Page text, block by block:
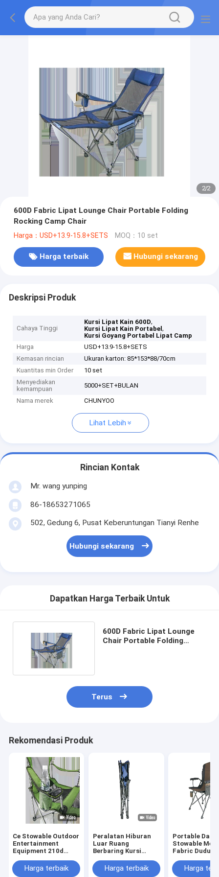
2/2
600D Fabric Lipat Lounge Chair Portable Folding
Rocking Camp Chair
Harga：USD+13.9-15.8+SETS MOQ：10 set
Harga terbaik Hubungi sekarang
Deskripsi Produk
Cahaya Tinggi
Kursi Lipat Kain 600D,
Kursi Lipat Kain Portabel,
Kursi Goyang Portabel Lipat Camp
Harga
USD+13.9-15.8+SETS
Kemasan rincian
Ukuran karton: 85*153*88/70cm
Kuantitas min Order
10 set
Menyediakan
kemampuan
5000+SET+BULAN
Nama merek CHUNYOO
Lihat Lebih
Rincian Kontak
Mr. wang yunping
86-18653271065
502, Gedung 6, Pusat Keberuntungan Tianyi Renhe
Hubungi sekarang
Dapatkan Harga Terbaik Untuk
600D Fabric Lipat Lounge
Chair Portable Folding
Terus
Rekomendasi Produk
Ce Stowable Outdoor
Entertainment
Equipment 210d
Leisure Lazy Chair
Harga terbaik
Peralatan Hiburan
Luar Ruang
Berbaring Kursi
Poliester 100%.
Harga terbaik
Portable Dan
Stowable
Fabric Duduk
Pesta Anak-
Kursi
Harga